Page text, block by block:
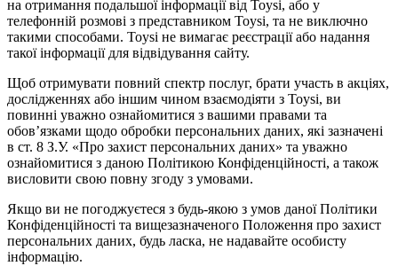
на отримання подальшої інформації від Toysi, або у
телефонній розмові з представником Toysi, та не виключно
такими способами. Toysi не вимагає реєстрації або надання
такої інформації для відвідування сайту.
Щоб отримувати повний спектр послуг, брати участь в акціях,
дослідженнях або іншим чином взаємодіяти з Toysi, ви
повинні уважно ознайомитися з вашими правами та
обов’язками щодо обробки персональних даних, які зазначені
в ст. 8 З.У. «Про захист персональних даних» та уважно
ознайомитися з даною Політикою Конфіденційності, а також
висловити свою повну згоду з умовами.
Якщо ви не погоджуєтеся з будь-якою з умов даної Політики
Конфіденційності та вищезазначеного Положення про захист
персональних даних, будь ласка, не надавайте особисту
інформацію.